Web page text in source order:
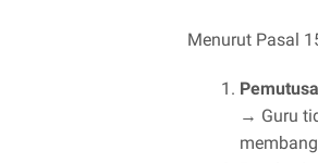
Menurut Pasal
→ Guru